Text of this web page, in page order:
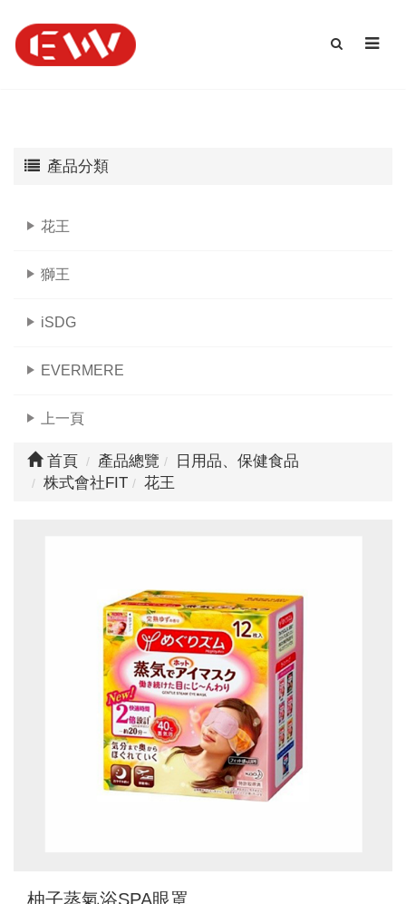
產品分類
花王
獅王
iSDG
EVERMERE
上一頁
首頁 產品總覽
日用品、保健食品
株式會社FIT
花王
柚子蒸氣浴SPA眼罩